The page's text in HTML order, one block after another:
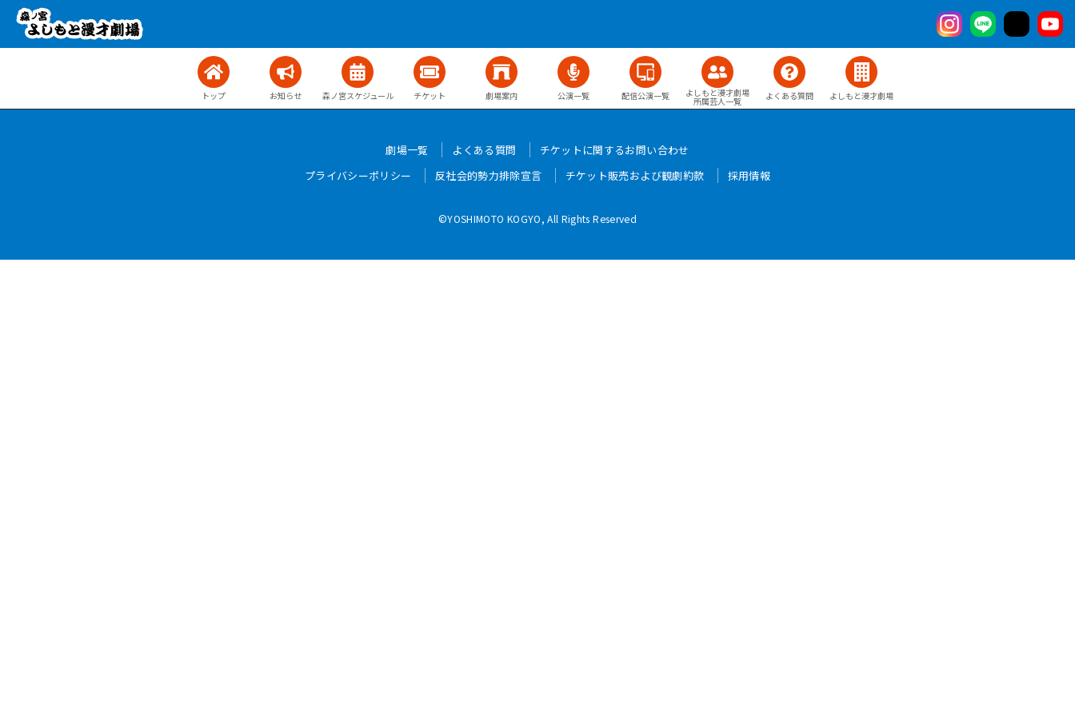
トップ お知らせ 森ノ宮スケジュール チケット 劇場案内 公演一覧 配信公演一覧 よしもと漫才劇場
所属芸人一覧 よくある質問 よしもと漫才劇場
劇場一覧 よくある質問
チケットに関するお問い合わせ
プライバシーポリシー
反社会的勢力排除宣言 チケット販売および観劇約款 採用情報
©YOSHIMOTO KOGYO, All Rights Reserved